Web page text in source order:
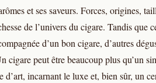
et ses saveurs. Forces, origines,
de l’univers du cigare. Tandis que
d’un bon cigare, d’autres
cigare peut être beaucoup plus qu’un
incarnant le luxe et, bien sûr, un